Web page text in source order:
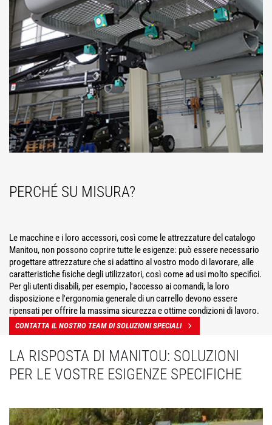
PERCHÉ SU MISURA?
Le macchine e i loro accessori, così come le attrezzature del catalogo
Manitou, non possono coprire tutte le esigenze: può essere necessario
progettare attrezzature che si adattino al vostro modo di lavorare, alle
caratteristiche fisiche degli utilizzatori, così come ad usi molto specifici.
Per gli utenti disabili, per esempio, l'accesso ai comandi, la loro
disposizione e l'ergonomia generale di un carrello devono essere
ripensati per offrire la massima sicurezza e ottime condizioni di lavoro.
CONTATTA IL NOSTRO TEAM DI SOLUZIONI SPECIALI
LA RISPOSTA DI MANITOU: SOLUZIONI
PER LE VOSTRE ESIGENZE SPECIFICHE